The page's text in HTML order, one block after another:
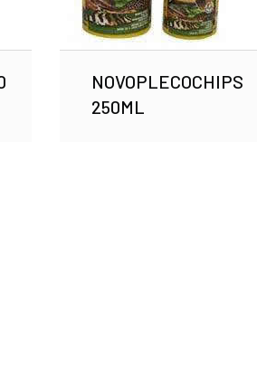
NOVOPLECOCHIPS
250ML